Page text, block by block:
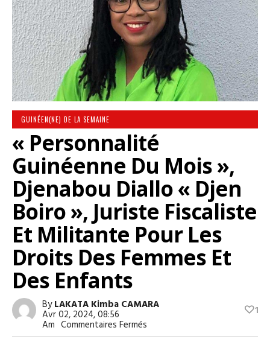
GUINÉEN(NE) DE LA SEMAINE
« Personnalité
Guinéenne Du Mois »,
Djenabou Diallo « Djen
Boiro », Juriste Fiscaliste
Et Militante Pour Les
Droits Des Femmes Et
Des Enfants
ByLAKATA Kimba CAMARA
Avr 02, 2024, 08:56
Am Commentaires Fermés
« Personnalité
1